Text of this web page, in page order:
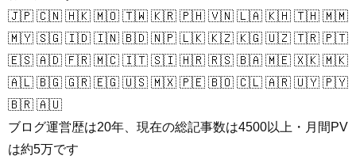
🇯🇵 🇨🇳 🇭🇰 🇲🇴 🇹🇼 🇰🇷 🇵🇭 🇻🇳 🇱🇦 🇰🇭 🇹🇭 🇲🇲
🇲🇾 🇸🇬 🇮🇩 🇮🇳 🇧🇩 🇳🇵 🇱🇰 🇰🇿 🇰🇬 🇺🇿 🇹🇷 🇵🇹
🇪🇸 🇦🇩 🇫🇷 🇲🇨 🇮🇹 🇸🇮 🇭🇷 🇷🇸 🇧🇦 🇲🇪 🇽🇰 🇲🇰
🇦🇱 🇧🇬 🇬🇷 🇪🇬 🇺🇸 🇲🇽 🇵🇪 🇧🇴 🇨🇱 🇦🇷 🇺🇾 🇵🇾
🇧🇷 🇦🇺
ブログ運営歴は20年、現在の総記事数は4500以上・月間PV
は約5万です